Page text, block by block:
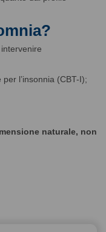
l’insonnia (CBT-I);
naturale, non